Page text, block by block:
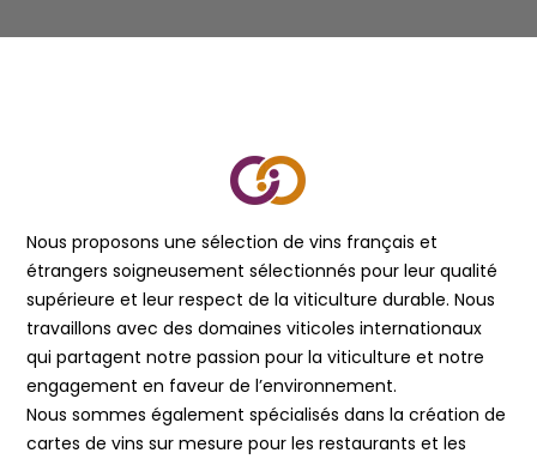
Nous proposons une sélection de vins français et
étrangers soigneusement sélectionnés pour leur qualité
supérieure et leur respect de la viticulture durable. Nous
travaillons avec des domaines viticoles internationaux
qui partagent notre passion pour la viticulture et notre
engagement en faveur de l’environnement.
Nous sommes également spécialisés dans la création de
cartes de vins sur mesure pour les restaurants et les